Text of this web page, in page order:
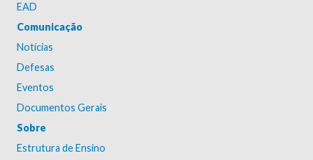
EAD
Comunicação
Notícias
Defesas
Eventos
Documentos Gerais
Sobre
Estrutura de Ensino